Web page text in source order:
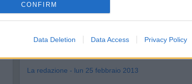
CONFIRM
Data Deletion Data Access Privacy Policy
La redazione - lun 25 febbraio 2013